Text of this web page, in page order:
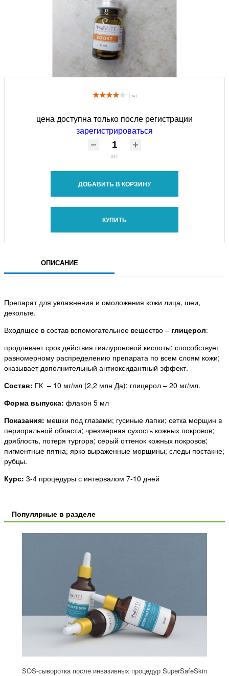
( 94 )
цена доступна только после регистрации
зарегистрироваться
шт
ДОБАВИТЬ В КОРЗИНУ
КУПИТЬ
ОПИСАНИЕ
Препарат для увлажнения и омоложения кожи лица, шеи,
декольте.
Входящее в состав вспомогательное вещество – глицерол:
продлевает срок действия гиалуроновой кислоты; способствует
равномерному распределению препарата по всем слоям кожи;
оказывает дополнительный антиоксидантный эффект.
Состав: ГК – 10 мг/мл (2,2 млн Да); глицерол – 20 мг/мл.
Форма выпуска: флакон 5 мл
Показания: мешки под глазами; гусиные лапки; сетка морщин в
периоральной области; чрезмерная сухость кожных покровов;
дряблость, потеря тургора; серый оттенок кожных покровов;
пигментные пятна; ярко выраженные морщины; следы постакне;
рубцы.
Курс: 3-4 процедуры с интервалом 7-10 дней
Популярные в разделе
SOS-сыворотка после инвазивных процедур SuperSafeSkin